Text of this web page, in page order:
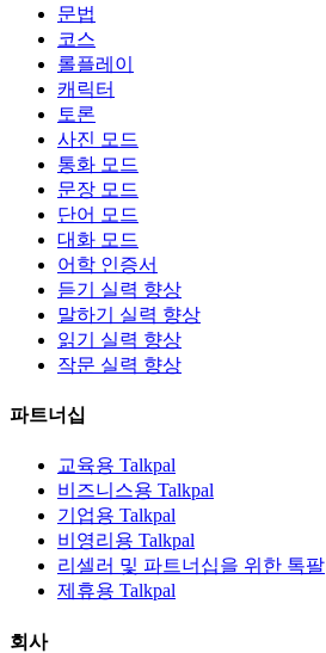
문법
코스
롤플레이
캐릭터
토론
사진 모드
통화 모드
문장 모드
단어 모드
대화 모드
어학 인증서
듣기 실력 향상
말하기 실력 향상
읽기 실력 향상
작문 실력 향상
파트너십
교육용 Talkpal
비즈니스용 Talkpal
기업용 Talkpal
비영리용 Talkpal
리셀러 및 파트너십을 위한 톡팔
제휴용 Talkpal
회사